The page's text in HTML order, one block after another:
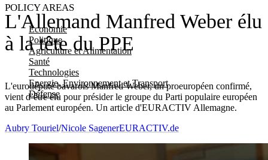
POLICY AREAS
Economie
Politique
Agriculture et Alimentation
Santé
Technologies
Energie, Environnement et Transport
Défense
L'Allemand Manfred Weber élu
à la tête du PPE
L'eurodéputé bavarois Manfred Weber, un proeuropéen confirmé,
vient d’être élu pour présider le groupe du Parti populaire européen
au Parlement européen. Un article d'EURACTIV Allemagne.
Aubry Touriel/Nicole SagenerEURACTIV.de